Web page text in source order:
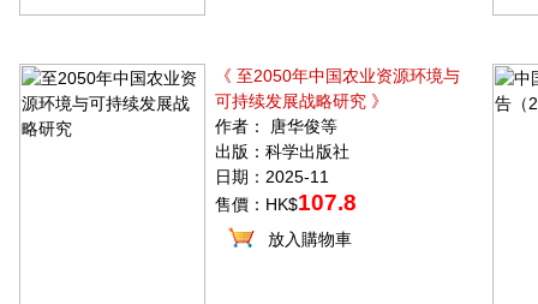
《 至2050年中国农业资源环境与
可持续发展战略研究 》
作者： 唐华俊等
出版：科学出版社
日期：2025-11
售價：HK$107.8
放入購物車